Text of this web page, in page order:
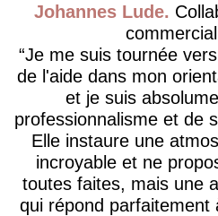
Johannes Lude
​Je me suis tournée
de l'aide dans mon
et je suis
professionnalisme et de
Elle instaure une
incroyable et ne
toutes faites, mais une
qui répond parfaitement